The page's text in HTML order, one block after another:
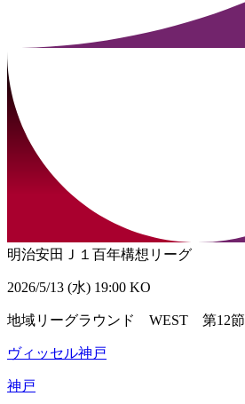
明治安田Ｊ１百年構想リーグ
2026/5/13 (水) 19:00 KO
地域リーグラウンド WEST 第12節
ヴィッセル神戸
神戸